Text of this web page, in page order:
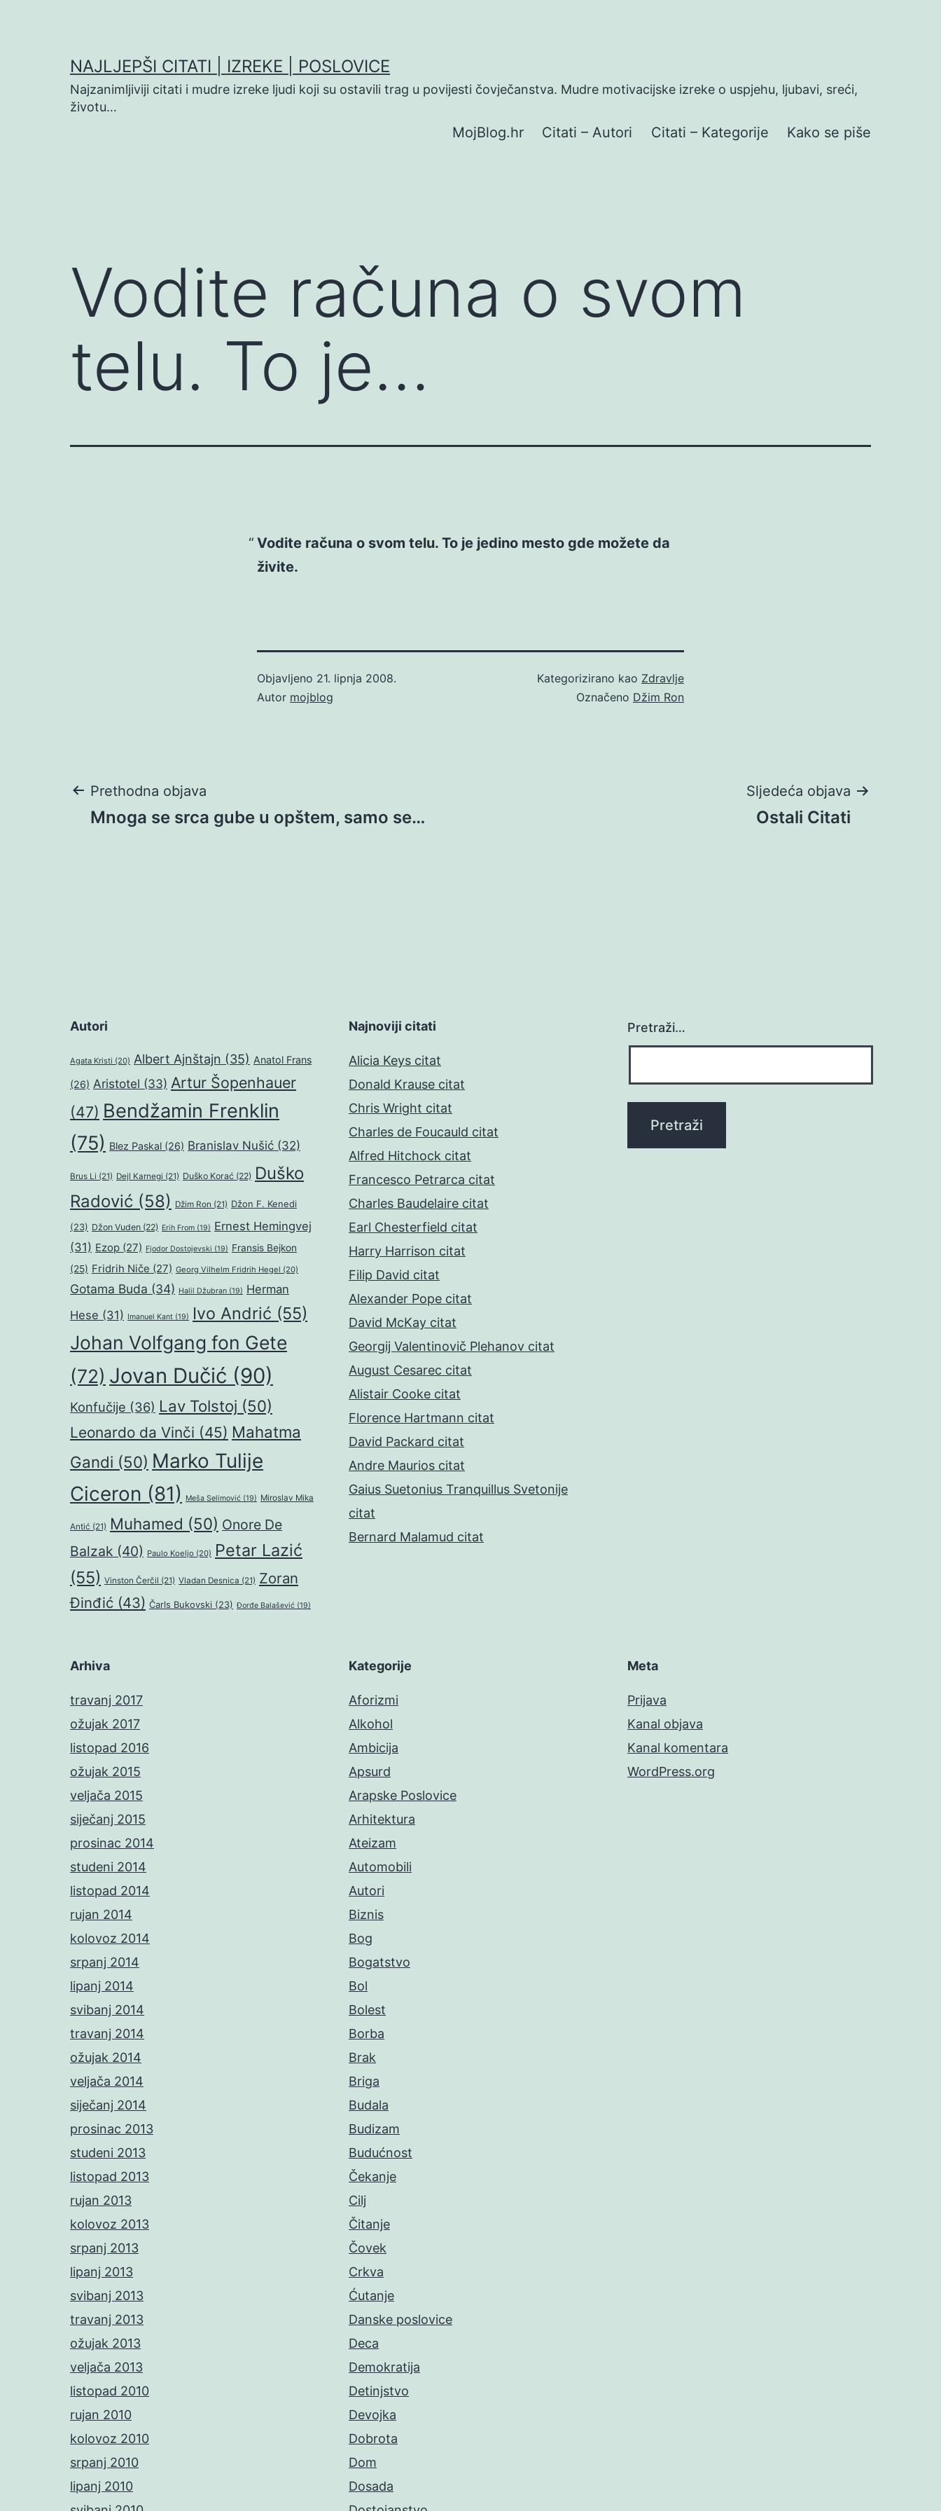
NAJLJEPŠI CITATI | IZREKE | POSLOVICE
Najzanimljiviji citati i mudre izreke ljudi koji su ostavili trag u povijesti čovječanstva. Mudre motivacijske izreke o uspjehu, ljubavi, sreći,
životu…
MojBlog.hr Citati – Autori Citati – Kategorije Kako se piše
Vodite računa o svom
telu. To je…
Vodite računa o svom telu. To je jedino mesto gde možete da
živite.
Objavljeno 21. lipnja 2008.
Autor mojblog
Kategorizirano kao Zdravlje
Označeno Džim Ron
Navigacija
Prethodna objava
Mnoga se srca gube u opštem, samo se…
Sljedeća objava
Ostali Citati
Autori
Agata Kristi (20) Albert Ajnštajn (35) Anatol Frans
(26) Aristotel (33) Artur Šopenhauer
(47) Bendžamin Frenklin
(75) Blez Paskal (26) Branislav Nušić (32)
Brus Li (21) Dejl Karnegi (21) Duško Korać (22) Duško
Radović (58) Džim Ron (21) Džon F. Kenedi
(23) Džon Vuden (22) Erih From (19) Ernest Hemingvej
(31) Ezop (27) Fjodor Dostojevski (19) Fransis Bejkon
(25) Fridrih Niče (27) Georg Vilhelm Fridrih Hegel (20)
Gotama Buda (34) Halil Džubran (19) Herman
Hese (31) Imanuel Kant (19) Ivo Andrić (55)
Johan Volfgang fon Gete
(72) Jovan Dučić (90)
Konfučije (36) Lav Tolstoj (50)
Leonardo da Vinči (45) Mahatma
Gandi (50) Marko Tulije
Ciceron (81) Meša Selimović (19) Miroslav Mika
Antić (21) Muhamed (50) Onore De
Balzak (40) Paulo Koeljo (20) Petar Lazić
(55) Vinston Čerčil (21) Vladan Desnica (21) Zoran
Đinđić (43) Čarls Bukovski (23) Đorđe Balašević (19)
Najnoviji citati
Alicia Keys citat
Donald Krause citat
Chris Wright citat
Charles de Foucauld citat
Alfred Hitchock citat
Francesco Petrarca citat
Charles Baudelaire citat
Earl Chesterfield citat
Harry Harrison citat
Filip David citat
Alexander Pope citat
David McKay citat
Georgij Valentinovič Plehanov citat
August Cesarec citat
Alistair Cooke citat
Florence Hartmann citat
David Packard citat
Andre Maurios citat
Gaius Suetonius Tranquillus Svetonije
citat
Bernard Malamud citat
Pretraži…
Arhiva
travanj 2017
ožujak 2017
listopad 2016
ožujak 2015
veljača 2015
siječanj 2015
prosinac 2014
studeni 2014
listopad 2014
rujan 2014
kolovoz 2014
srpanj 2014
lipanj 2014
svibanj 2014
travanj 2014
ožujak 2014
veljača 2014
siječanj 2014
prosinac 2013
studeni 2013
listopad 2013
rujan 2013
kolovoz 2013
srpanj 2013
lipanj 2013
svibanj 2013
travanj 2013
ožujak 2013
veljača 2013
listopad 2010
rujan 2010
kolovoz 2010
srpanj 2010
lipanj 2010
Kategorije
Aforizmi
Alkohol
Ambicija
Apsurd
Arapske Poslovice
Arhitektura
Ateizam
Automobili
Autori
Biznis
Bog
Bogatstvo
Bol
Bolest
Borba
Brak
Briga
Budala
Budizam
Budućnost
Čekanje
Cilj
Čitanje
Čovek
Crkva
Ćutanje
Danske poslovice
Deca
Demokratija
Detinjstvo
Devojka
Dobrota
Dom
Dosada
Meta
Prijava
Kanal objava
Kanal komentara
WordPress.org